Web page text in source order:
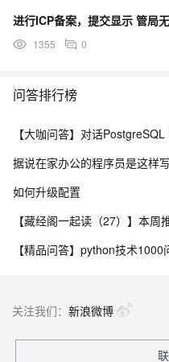
进行ICP备案，提交显示 管局
1355 0
问答排行榜
据说在家办公的程序员是这样
如何升级配置
【精品问答】python技术1000
关注我们： 新浪微博